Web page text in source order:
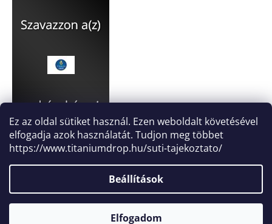
Ez az oldal sütiket használ. Ezen weboldalt követésével
elfogadja azok használatát. Tudjon meg többet
https://www.titaniumdrop.hu/suti-tajekoztato/
Beállítások
Elfogadom